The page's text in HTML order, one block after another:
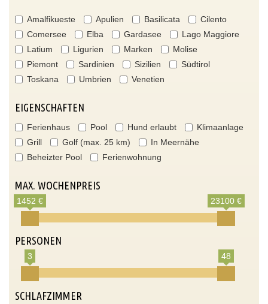
Amalfikueste Apulien Basilicata
Cilento
Comersee
Elba Gardasee
Lago Maggiore
Latium
Ligurien Marken
Molise
Piemont
Sardinien Sizilien
Südtirol
Toskana
Umbrien Venetien
EIGENSCHAFTEN
Ferienhaus Pool Hund erlaubt
Klimaanlage
Grill
Golf (max. 25 km)
In Meernähe
Beheizter Pool
Ferienwohnung
MAX. WOCHENPREIS
1452 € 23100 €
PERSONEN
3 48
SCHLAFZIMMER